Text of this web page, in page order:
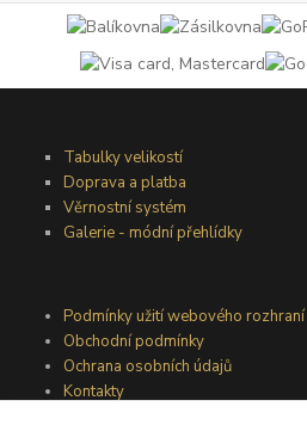
Tabulky velikostí
Doprava a platba
Věrnostní systém
Galerie - módní přehlídky
Podmínky užití webového rozhraní
Obchodní podmínky
Ochrana osobních údajů
Kontakty